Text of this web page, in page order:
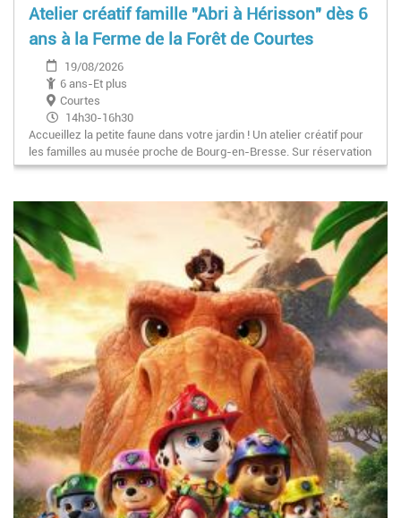
Atelier créatif famille "Abri à Hérisson" dès 6
ans à la Ferme de la Forêt de Courtes
19/08/2026
6 ans-Et plus
Courtes
14h30-16h30
Accueillez la petite faune dans votre jardin ! Un atelier créatif pour
les familles au musée proche de Bourg-en-Bresse. Sur réservation